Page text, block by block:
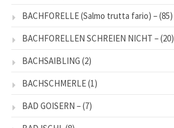
BACHFORELLE (Salmo trutta fario) –(85)
BACHFORELLEN SCHREIEN NICHT –(20)
BACHSAIBLING (2)
BACHSCHMERLE(1)
BAD GOISERN –(7)